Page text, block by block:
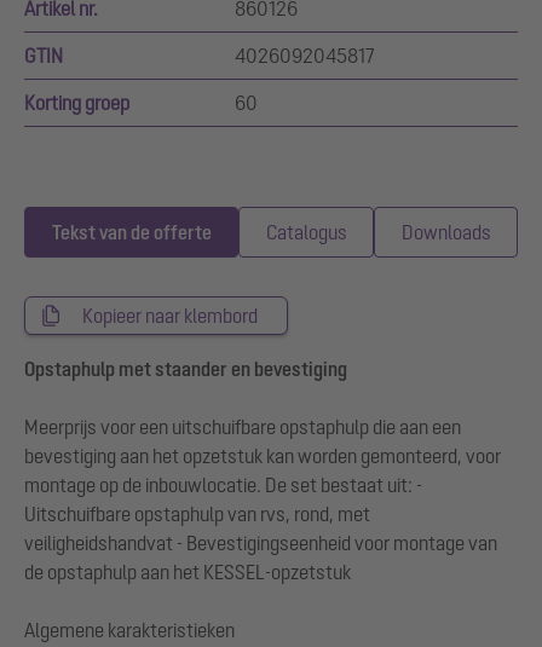
Artikel nr. 860126
GTIN 4026092045817
Korting groep 60
Tekst van de offerte Catalogus Downloads
Kopieer naar klembord
Opstaphulp met staander en bevestiging
Meerprijs voor een uitschuifbare opstaphulp die aan een
bevestiging aan het opzetstuk kan worden gemonteerd, voor
montage op de inbouwlocatie. De set bestaat uit: -
Uitschuifbare opstaphulp van rvs, rond, met
veiligheidshandvat - Bevestigingseenheid voor montage van
de opstaphulp aan het KESSEL-opzetstuk
Algemene karakteristieken